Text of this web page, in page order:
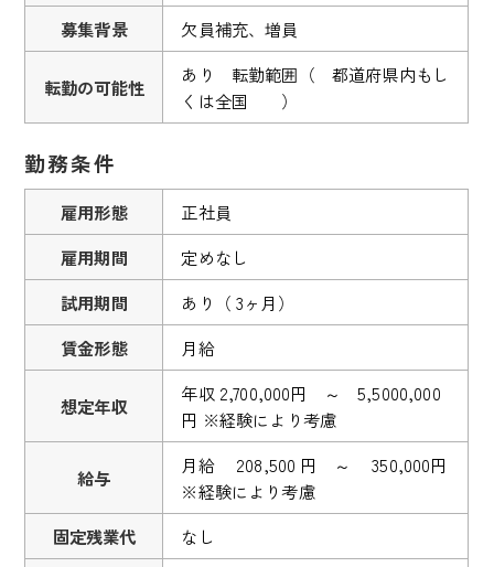
募集背景
欠員補充、増員
転勤の可能性
あり 転勤範囲（ 都道府県内もし
くは全国 ）
勤務条件
雇用形態
正社員
雇用期間
定めなし
試用期間
あり（ 3ヶ月）
賃金形態
月給
想定年収
年収 2,700,000円 ～ 5,5000,000
円 ※経験により考慮
給与
月給 208,500 円 ～ 350,000円
※経験により考慮
固定残業代
なし